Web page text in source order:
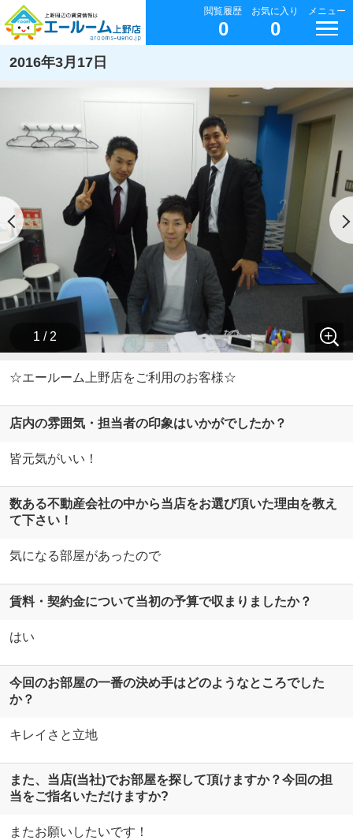
閲覧履歴
0
お気に入り
0
メニュー
2016年3月17日
1 / 2
☆エールーム上野店をご利用のお客様☆
店内の雰囲気・担当者の印象はいかがでしたか？
皆元気がいい！
数ある不動産会社の中から当店をお選び頂いた理由を教え
て下さい！
気になる部屋があったので
賃料・契約金について当初の予算で収まりましたか？
はい
今回のお部屋の一番の決め手はどのようなところでした
か？
キレイさと立地
また、当店(当社)でお部屋を探して頂けますか？今回の担
当をご指名いただけますか?
またお願いしたいです！